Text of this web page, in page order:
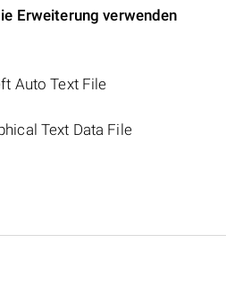
Erweiterung verwenden
Auto Text File
Text Data File